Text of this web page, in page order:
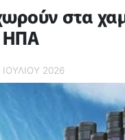
στα
ΗΠΑ
2026